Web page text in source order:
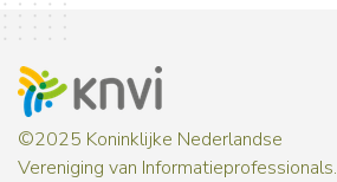
©2025 Koninklijke Nederlandse
Vereniging van Informatieprofessionals.